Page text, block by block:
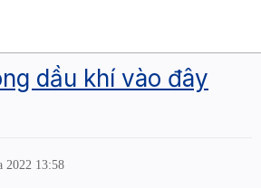
dầu khí vào đây
2022 13:58